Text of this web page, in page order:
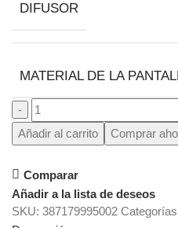
DIFUSOR
MATERIAL DE LA
Añadir al carrito Comprar
Comparar
Añadir a la lista de deseos
SKU: 387179995002